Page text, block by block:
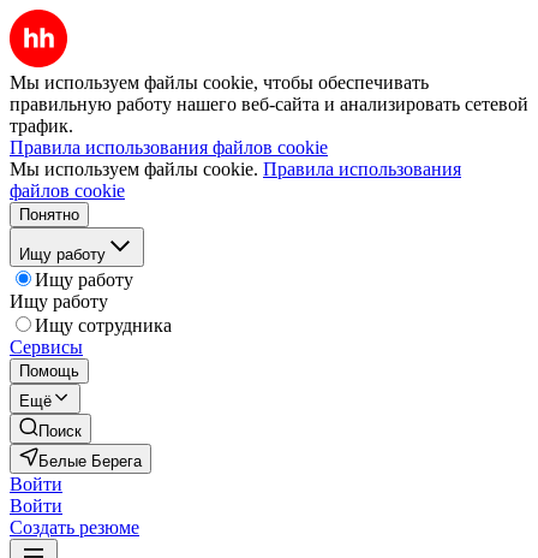
Мы используем файлы cookie, чтобы обеспечивать
правильную работу нашего веб-сайта и анализировать сетевой
трафик.
Правила использования файлов cookie
Мы используем файлы cookie. Правила использования
файлов cookie
Понятно
Ищу работу
Ищу работу
Ищу работу
Ищу сотрудника
Сервисы
Помощь
Ещё
Поиск
Белые Берега
Войти
Войти
Создать резюме